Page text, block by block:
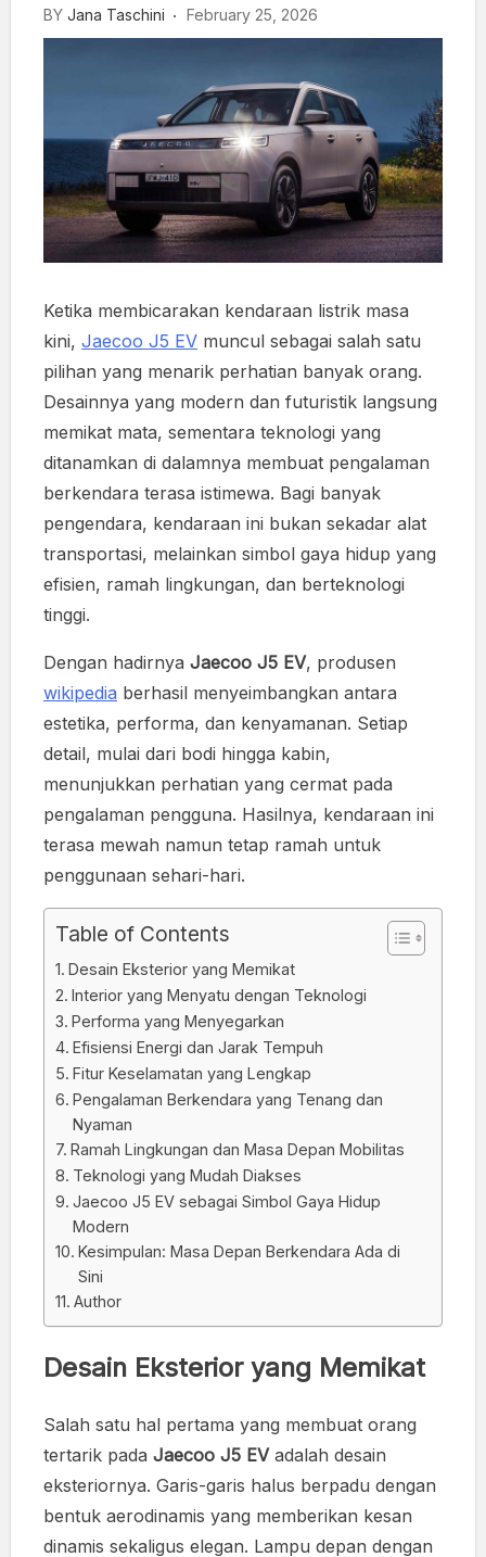
BY Jana Taschini February 25, 2026
Ketika membicarakan kendaraan listrik masa
kini, Jaecoo J5 EV muncul sebagai salah satu
pilihan yang menarik perhatian banyak orang.
Desainnya yang modern dan futuristik langsung
memikat mata, sementara teknologi yang
ditanamkan di dalamnya membuat pengalaman
berkendara terasa istimewa. Bagi banyak
pengendara, kendaraan ini bukan sekadar alat
transportasi, melainkan simbol gaya hidup yang
efisien, ramah lingkungan, dan berteknologi
tinggi.
Dengan hadirnya Jaecoo J5 EV, produsen
wikipedia berhasil menyeimbangkan antara
estetika, performa, dan kenyamanan. Setiap
detail, mulai dari bodi hingga kabin,
menunjukkan perhatian yang cermat pada
pengalaman pengguna. Hasilnya, kendaraan ini
terasa mewah namun tetap ramah untuk
penggunaan sehari-hari.
Table of Contents
Desain Eksterior yang Memikat
Interior yang Menyatu dengan Teknologi
Performa yang Menyegarkan
Efisiensi Energi dan Jarak Tempuh
Fitur Keselamatan yang Lengkap
Pengalaman Berkendara yang Tenang dan
Nyaman
Ramah Lingkungan dan Masa Depan Mobilitas
Teknologi yang Mudah Diakses
Jaecoo J5 EV sebagai Simbol Gaya Hidup
Modern
Kesimpulan: Masa Depan Berkendara Ada di
Sini
Author
Desain Eksterior yang Memikat
Salah satu hal pertama yang membuat orang
tertarik pada Jaecoo J5 EVadalah desain
eksteriornya. Garis-garis halus berpadu dengan
bentuk aerodinamis yang memberikan kesan
dinamis sekaligus elegan. Lampu depan dengan